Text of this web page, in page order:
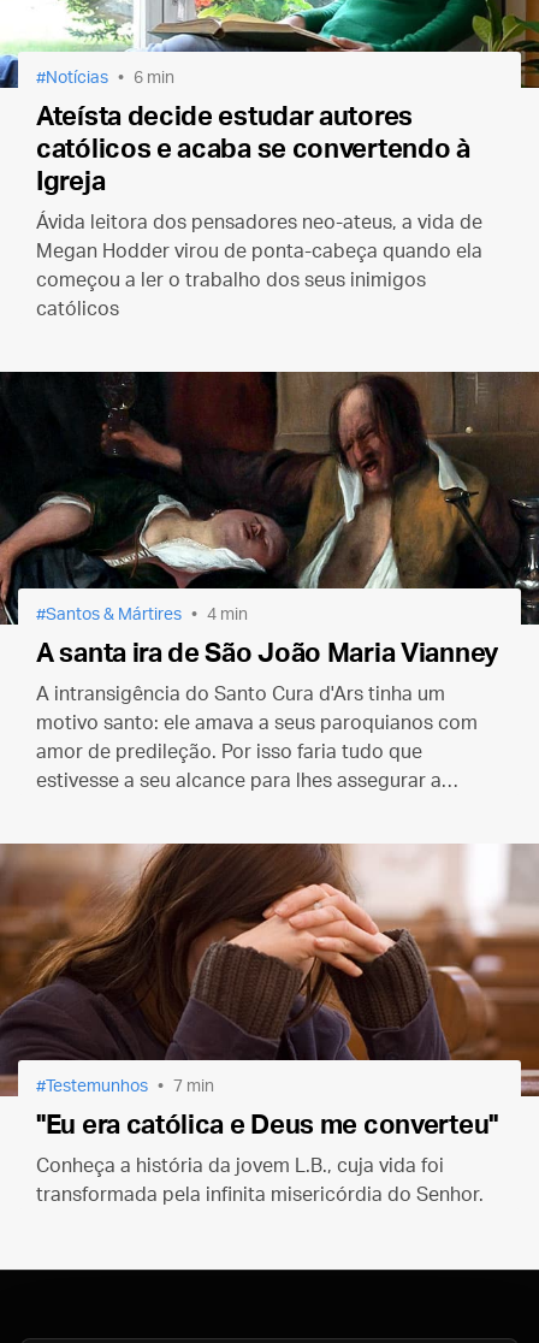
Notícias 6 min
Ateísta decide estudar autores
católicos e acaba se convertendo à
Igreja
Ávida leitora dos pensadores neo-ateus, a vida de
Megan Hodder virou de ponta-cabeça quando ela
começou a ler o trabalho dos seus inimigos
católicos
Santos & Mártires 4 min
A santa ira de São João Maria Vianney
A intransigência do Santo Cura d'Ars tinha um
motivo santo: ele amava a seus paroquianos com
amor de predileção. Por isso faria tudo que
estivesse a seu alcance para lhes assegurar a
Testemunhos 7 min
"Eu era católica e Deus me converteu"
Conheça a história da jovem L.B., cuja vida foi
transformada pela infinita misericórdia do Senhor.